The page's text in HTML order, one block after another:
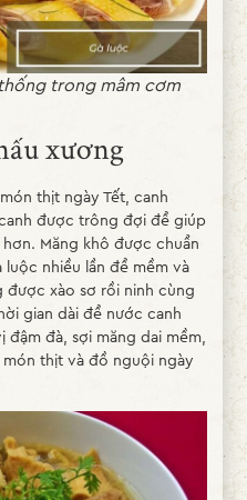
trong mâm cơm
xương
thịt ngày Tết, canh
được trông đợi để giúp
Măng khô được chuẩn
nhiều lần để mềm và
được xào sơ rồi ninh cùng
gian dài để nước canh
đà, sợi măng dai mềm,
thịt và đồ nguội ngày